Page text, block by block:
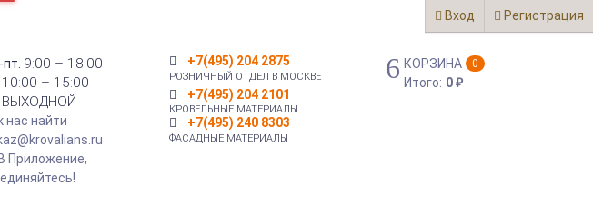
Вход Регистрация
9:00 – 18:00
10:00 – 15:00
ВЫХОДНОЙ
нас найти
Приложение,
+7(495) 204 2875
РОЗНИЧНЫЙ ОТДЕЛ В МОСКВЕ
+7(495) 204 2101
КРОВЕЛЬНЫЕ МАТЕРИАЛЫ
+7(495) 240 8303
ФАСАДНЫЕ МАТЕРИАЛЫ
КОРЗИНА 0
Итого: 0₽